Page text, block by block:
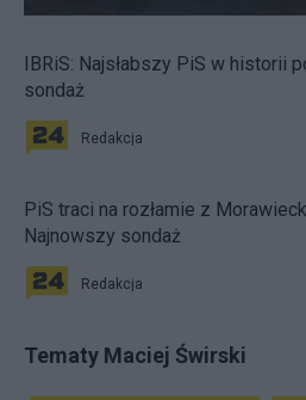
IBRiS: Najsłabszy PiS w historii
sondaż
Redakcja
PiS traci na rozłamie z
Najnowszy sondaż
Redakcja
Tematy Maciej Świrski